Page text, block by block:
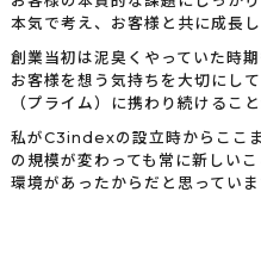
本気で考え、お客様と共に成長し
創業当初は泥臭くやっていた時
お客様を想う気持ちを大切にし
（プライム）に携わり続けるこ
私がC3indexの設立時からここ
の規模が変わっても常に新しい
環境があったからだと思っていま